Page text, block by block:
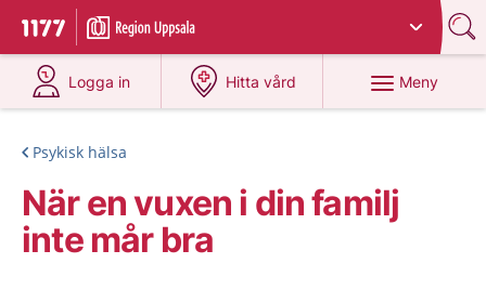
Till startsidan för 1177
Du har valt region
Logga in
på 1177.se
Hitta vård
på 1177.se
Meny
Psykisk hälsa
När en vuxen i din familj
inte mår bra